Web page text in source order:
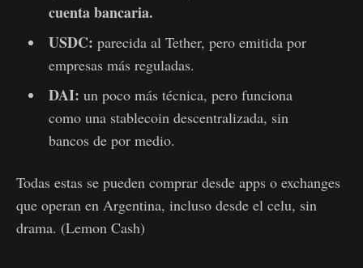
cuenta bancaria.
USDC: parecida al Tether, pero emitida por
empresas más reguladas.
DAI: un poco más técnica, pero funciona
como una stablecoin descentralizada, sin
bancos de por medio.
Todas estas se pueden comprar desde apps o exchanges
que operan en Argentina, incluso desde el celu, sin
drama. (Lemon Cash)